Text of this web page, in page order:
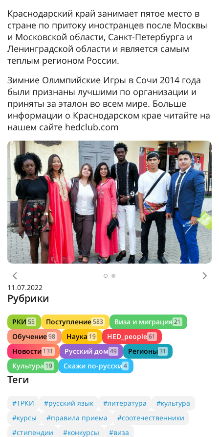
Краснодарский край занимает пятое место в
стране по притоку иностранцев после Москвы
и Московской области, Санкт-Петербурга и
Ленинградской области и является самым
теплым регионом России.
Зимние Олимпийские Игры в Сочи 2014 года
были признаны лучшими по организации и
приняты за эталон во всем мире. Больше
информации о Краснодарском крае читайте на
нашем сайте hedclub.com
Предыдущее
11.07.2022
Рубрики
РКИ 55 Поступление583 Виза и миграция 21
Обучение98 Наука 19 HED_people61
Новости 131 Русский дом 49 Регионы31
Культура 19 Скажи по-русски4
Теги
#ТРКИ #русский язык #литература
#культура
#курсы
#правила приема
#соотечественники
#стипендии
#конкурсы #виза